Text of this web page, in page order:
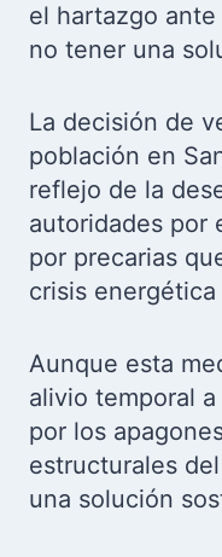
el hartazgo
no tener una
La decisión de
población en
reflejo de la
autoridades por
por precarias
crisis
Aunque esta
alivio temporal
por los
estructurales
una solución